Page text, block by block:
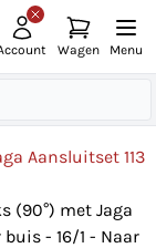
Wagen Menu
Aansluitset 113
(90°) met Jaga
- 16/1 - Naar